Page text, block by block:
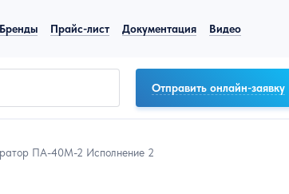
Бренды Прайс-лист Документация Видео
Отправить онлайн-заявку
ПА-40М-2 Исполнение 2